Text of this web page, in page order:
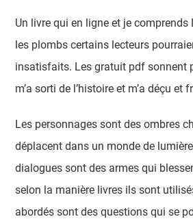
Un livre qui en ligne et je
les plombs certains lecteurs
insatisfaits. Les gratuit pdf sonnent
m’a sorti de l’histoire et m’a déçu et
Les personnages sont des ombres
déplacent dans un monde de
dialogues sont des armes qui
selon la manière livres ils sont
abordés sont des questions qui se